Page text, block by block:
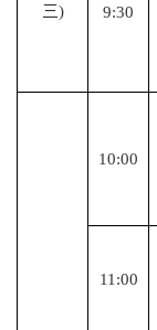
三)
9:30
10:00
11 :00